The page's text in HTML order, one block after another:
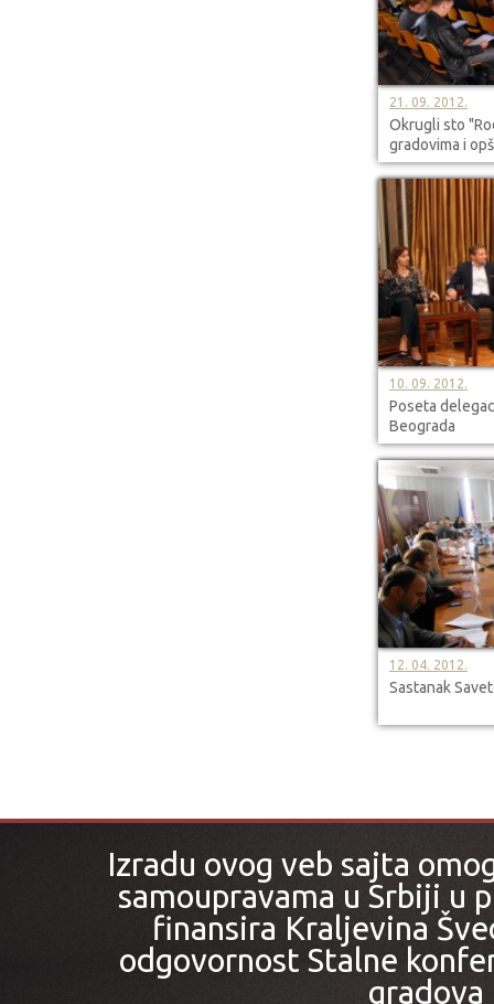
21. 09. 2012.
Okrugli sto
gradovima i
10. 09. 2012.
Poseta
Beograda
12. 04. 2012.
Sastanak
Izradu ovog veb sajta
samoupravama u Srbiji u
finansira Kraljevina
odgovornost Stalne
gradova